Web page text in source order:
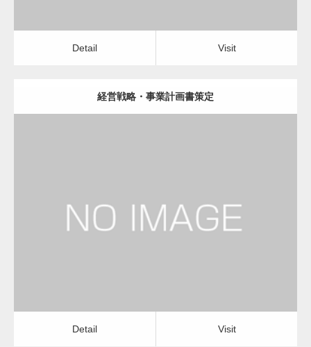
Detail Visit
経営戦略・事業計画書策定
Detail Visit
Detail Visit